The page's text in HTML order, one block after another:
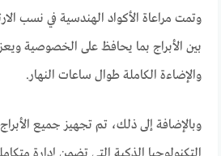
وتمت مراعاة الأكواد الهندسية في نسب
بين الأبراج بما يحافظ على الخصوصية
والإضاءة الكاملة طوال ساعات النهار.
وبالإضافة إلى ذلك، تم تجهيز جميع